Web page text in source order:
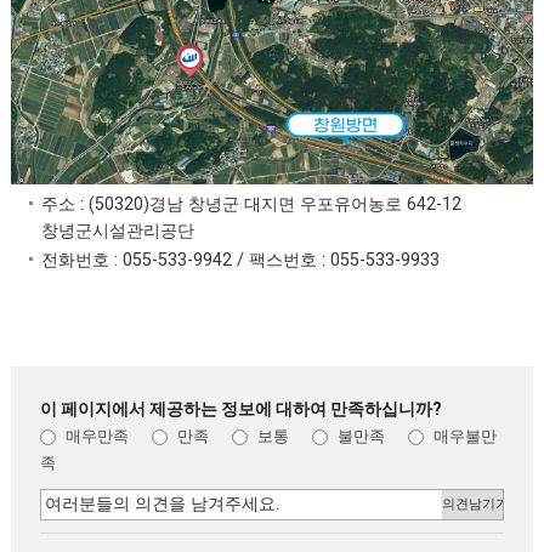
주소 : (50320)경남 창녕군 대지면 우포유어농로 642-12
창녕군시설관리공단
전화번호 : 055-533-9942 / 팩스번호 : 055-533-9933
이 페이지에서 제공하는 정보에 대하여 만족하십니까?
매우만족 만족 보통 불만족
족